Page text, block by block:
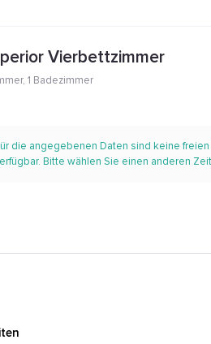
Vierbettzimmer
, 1 Badezimmer
die angegebenen Daten sind keine freien
Bitte wählen Sie einen anderen